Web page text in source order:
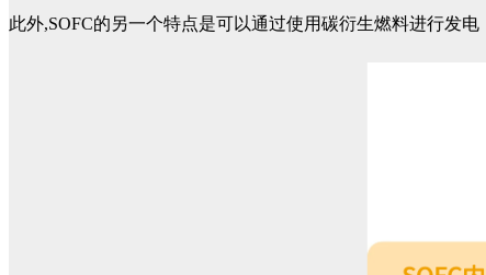
此外,SOFC的另一个特点是可以通过使用碳衍生燃料进行发